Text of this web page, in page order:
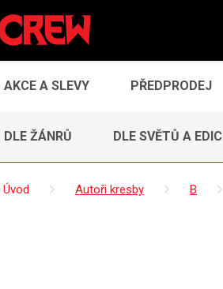
AKCE A SLEVY PŘEDPRODEJ
DLE ŽÁNRŮ DLE SVĚTŮ A EDIC
Úvod Autoři kresby B